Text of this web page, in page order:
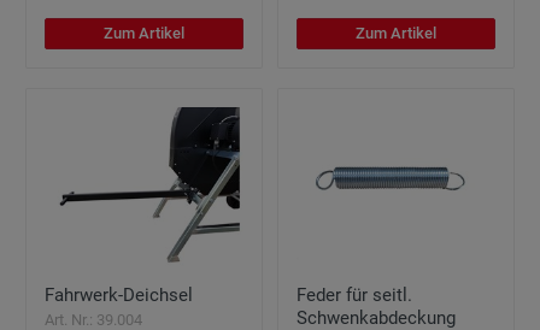
Zum Artikel Zum Artikel
Fahrwerk-Deichsel
Art. Nr.: 39.004
Feder für seitl.
Schwenkabdeckung